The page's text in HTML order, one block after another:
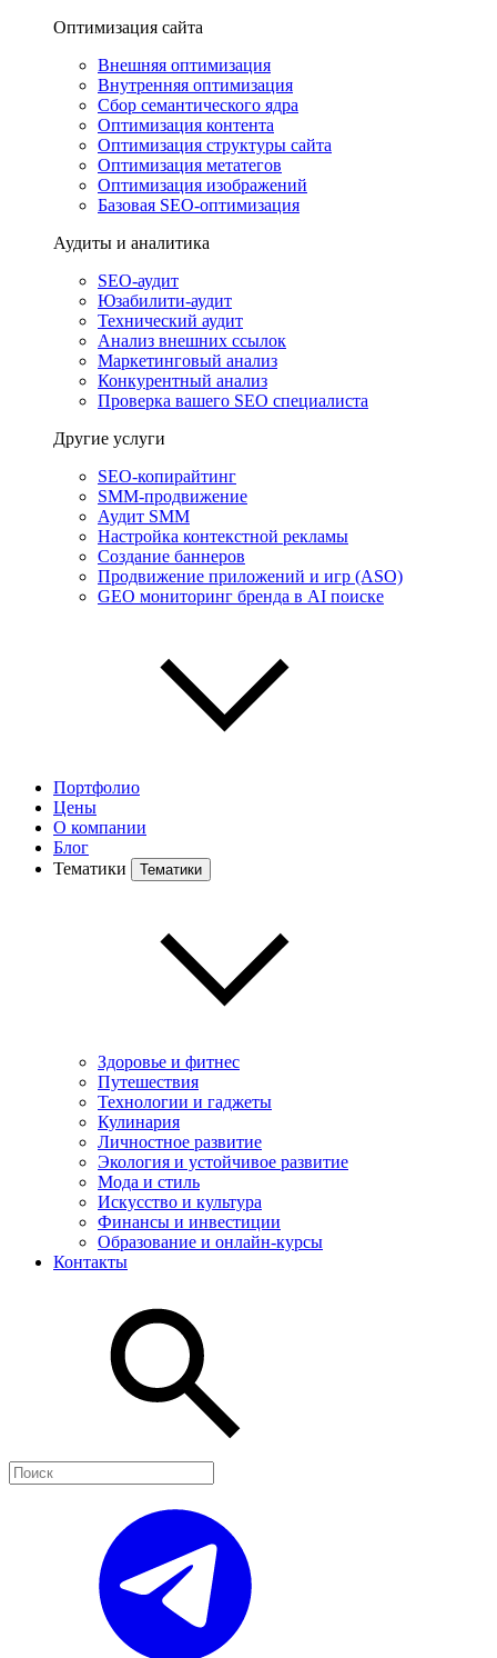
Оптимизация сайта
Внешняя оптимизация
Внутренняя оптимизация
Сбор семантического ядра
Оптимизация контента
Оптимизация структуры сайта
Оптимизация метатегов
Оптимизация изображений
Базовая SEO-оптимизация
Аудиты и аналитика
SEO-аудит
Юзабилити-аудит
Технический аудит
Анализ внешних ссылок
Маркетинговый анализ
Конкурентный анализ
Проверка вашего SEO специалиста
Другие услуги
SEO-копирайтинг
SMM-продвижение
Аудит SMM
Настройка контекстной рекламы
Создание баннеров
Продвижение приложений и игр (ASO)
GEO мониторинг бренда в AI поиске
Портфолио
Цены
О компании
Блог
Тематики
Тематики
Здоровье и фитнес
Путешествия
Технологии и гаджеты
Кулинария
Личностное развитие
Экология и устойчивое развитие
Мода и стиль
Искусство и культура
Финансы и инвестиции
Образование и онлайн-курсы
Контакты